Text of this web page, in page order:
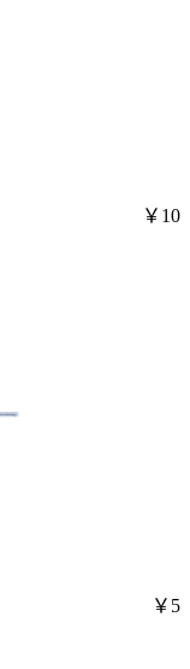
￥10
￥5